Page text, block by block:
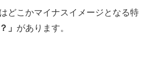
どこかマイナスイメージとなる特
」 があります。